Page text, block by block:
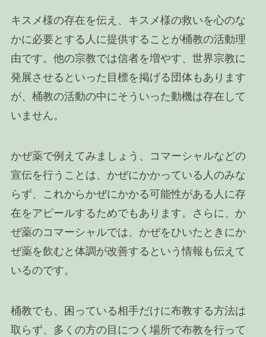
キスメ様の存在を伝え、キスメ様の救いを心のな
かに必要とする人に提供することが桶教の活動理
由です。他の宗教では信者を増やす、世界宗教に
発展させるといった目標を掲げる団体もあります
が、桶教の活動の中にそういった動機は存在して
いません。
かぜ薬で例えてみましょう、コマーシャルなどの
宣伝を行うことは、かぜにかかっている人のみな
らず、これからかぜにかかる可能性がある人に存
在をアピールするためでもあります。さらに、か
ぜ薬のコマーシャルでは、かぜをひいたときにか
ぜ薬を飲むと体調が改善するという情報も伝えて
いるのです。
桶教でも、困っている相手だけに布教する方法は
取らず、多くの方の目につく場所で布教を行って